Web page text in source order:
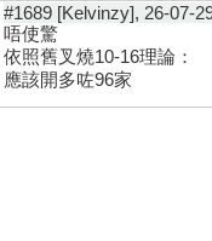
#1689 [Kelvinzy], 26-07-
唔使驚
依照舊叉燒10-16理論：
應該開多咗96家